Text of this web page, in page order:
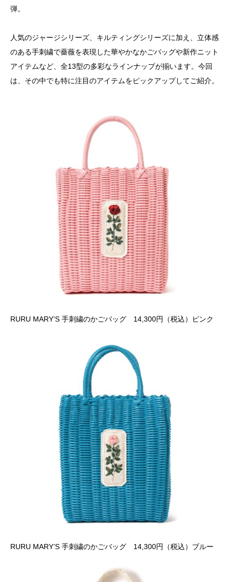
弾。
人気のジャージシリーズ、キルティングシリーズに加え、立体感
のある手刺繍で薔薇を表現した華やかなかごバッグや新作ニット
アイテムなど、全13型の多彩なラインナップが揃います。今回
は、その中でも特に注目のアイテムをピックアップしてご紹介。
RURU MARY’S 手刺繍のかごバッグ 14,300円（税込）ピンク
RURU MARY’S 手刺繍のかごバッグ 14,300円（税込）ブルー